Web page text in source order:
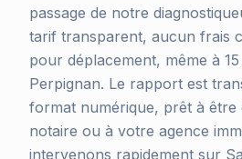
passage de notre
tarif transparent, aucun frais
pour déplacement, même à
Perpignan. Le rapport est
format numérique, prêt à être
notaire ou à votre agence
intervenons rapidement sur